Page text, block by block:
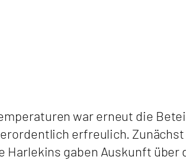
war erneut die
erfreulich.
gaben Auskunft